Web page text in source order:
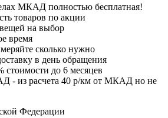
МКАД полностью бесплатная!
товаров по акции
на выбор
время
сколько нужно
в день обращения
стоимости до 6 месяцев
- из расчета 40 р/км от МКАД но не